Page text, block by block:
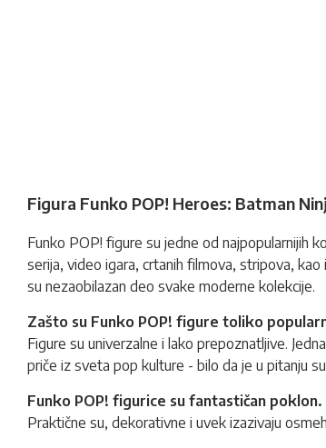
Figura Funko POP! Heroes: Batman
Funko POP! figure su jedne od najpopularnijih
serija, video igara, crtanih filmova, stripova,
su nezaobilazan deo svake moderne kolekcije.
Zašto su Funko POP! figure toliko
Figure su univerzalne i lako prepoznatljive.
priče iz sveta pop kulture - bilo da je u pitanju
Funko POP! figurice su fantastičan poklon.
Praktične su, dekorativne i uvek izazivaju